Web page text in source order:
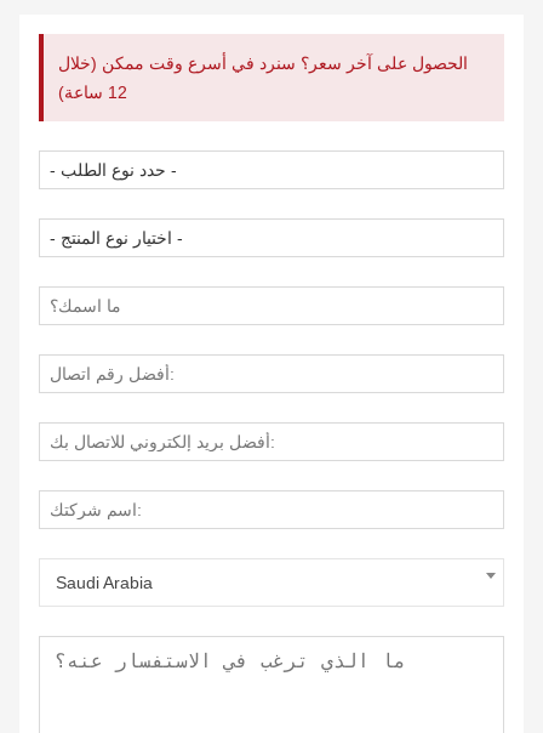
الحصول على آخر سعر؟ سنرد في أسرع وقت ممكن (خلال
12 ساعة)
Saudi Arabia